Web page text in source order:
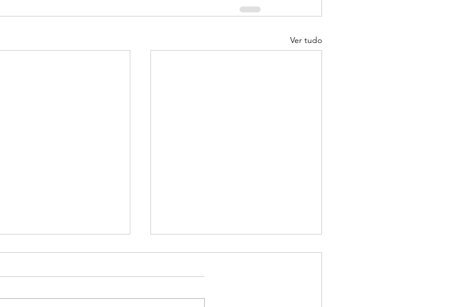
Ver tudo